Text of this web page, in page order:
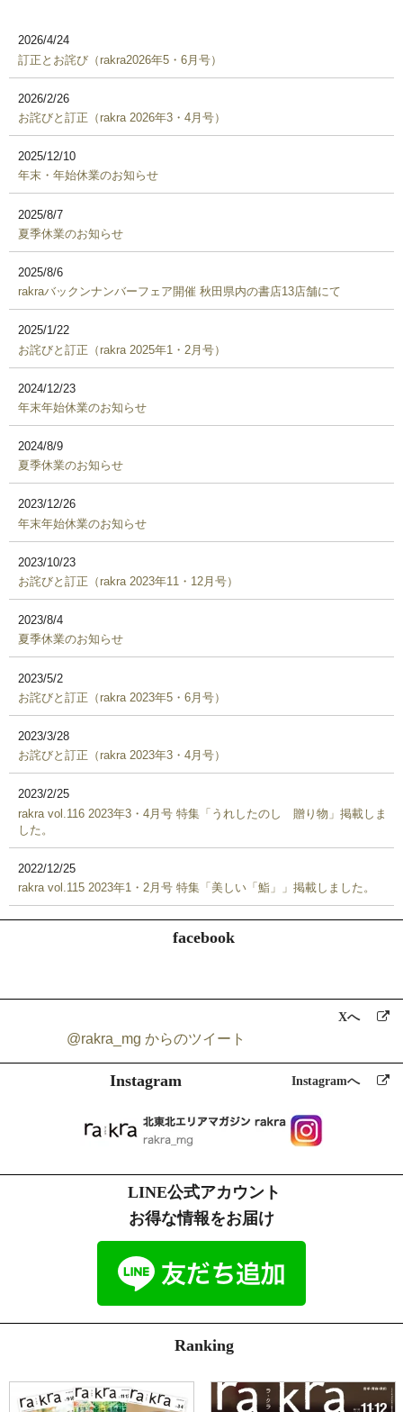
2026/4/24
訂正とお詫び（rakra2026年5・6月号）
2026/2/26
お詫びと訂正（rakra 2026年3・4月号）
2025/12/10
年末・年始休業のお知らせ
2025/8/7
夏季休業のお知らせ
2025/8/6
rakraバックンナンバーフェア開催 秋田県内の書店13店舗にて
2025/1/22
お詫びと訂正（rakra 2025年1・2月号）
2024/12/23
年末年始休業のお知らせ
2024/8/9
夏季休業のお知らせ
2023/12/26
年末年始休業のお知らせ
2023/10/23
お詫びと訂正（rakra 2023年11・12月号）
2023/8/4
夏季休業のお知らせ
2023/5/2
お詫びと訂正（rakra 2023年5・6月号）
2023/3/28
お詫びと訂正（rakra 2023年3・4月号）
2023/2/25
rakra vol.116 2023年3・4月号 特集「うれしたのし 贈り物」掲載しま
した。
2022/12/25
rakra vol.115 2023年1・2月号 特集「美しい「鮨」」掲載しました。
facebook
Xへ
@rakra_mg からのツイート
Instagram Instagramへ
LINE公式アカウント
お得な情報をお届け
Ranking